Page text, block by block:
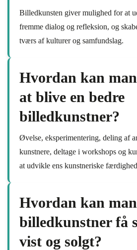
Billedkunsten giver mulighed for at
fremme dialog og refleksion, og
tværs af kulturer og samfundslag.
Hvordan kan
at blive en bedre
billedkunstner?
Øvelse, eksperimentering, deling af
kunstnere, deltage i workshops og
at udvikle ens kunstneriske
Hvordan kan
billedkunstner få
vist og solgt?